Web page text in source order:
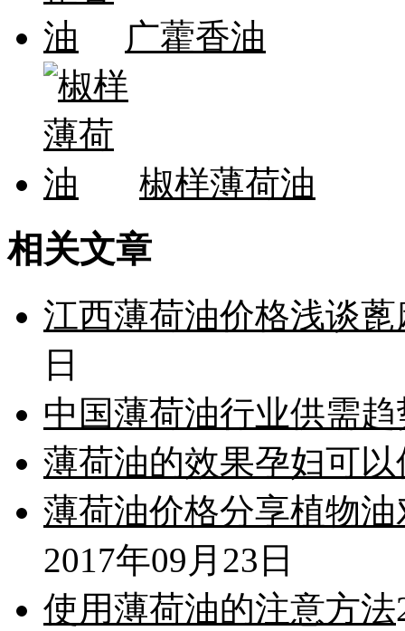
广藿香油
椒样薄荷油
相关文章
江西薄荷油价格浅谈
日
中国薄荷油行业供需趋
薄荷油的效果孕妇可
薄荷油价格分享植物
2017年09月23日
使用薄荷油的注意方法